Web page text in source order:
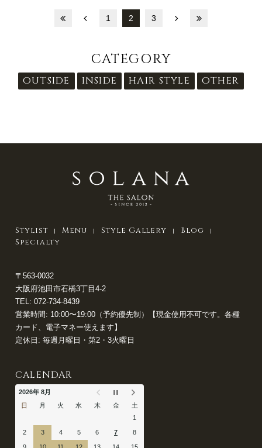
1 2 3 4
5
6
7
CATEGORY
OUTSIDE INSIDE HAIR STYLE OTHER
Stylist Menu Style Gallery
Blog
Specialty
〒563-0032
大阪府池田市石橋3丁目4-2
TEL: 072-734-8439
営業時間: 10:00〜19:00（予約優先制）【現金使用不可です。各種
カード、電子マネー使えます】
定休日: 毎週月曜日・第2・3火曜日
CALENDAR
2026年 8月
日
月 火 水 木 金
土
1
2 3 4 5 6 7 8